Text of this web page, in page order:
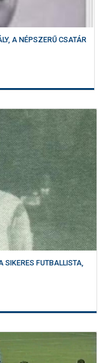
A NÉPSZERŰ CSATÁR
SIKERES FUTBALLISTA,